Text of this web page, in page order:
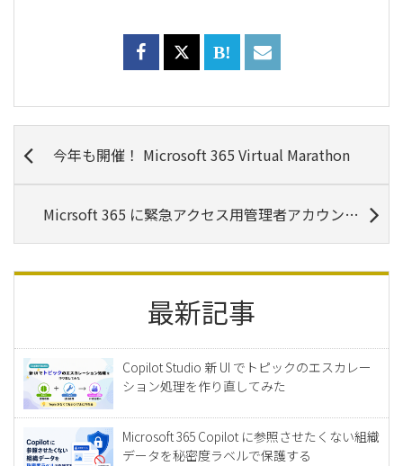
今年も開催！ Microsoft 365 Virtual Marathon
Micrsoft 365 に緊急アクセス用管理者アカウントを準備する
最新記事
Copilot Studio 新 UI でトピックのエスカレー
ション処理を作り直してみた
Microsoft 365 Copilot に参照させたくない組織
データを秘密度ラベルで保護する